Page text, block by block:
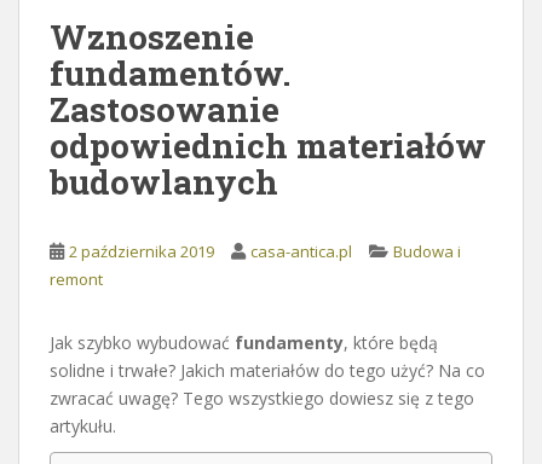
Wznoszenie
fundamentów.
Zastosowanie
odpowiednich materiałów
budowlanych
2 października 2019 casa-antica.pl
Budowa i
remont
Jak szybko wybudować fundamenty, które będą
solidne i trwałe? Jakich materiałów do tego użyć? Na co
zwracać uwagę? Tego wszystkiego dowiesz się z tego
artykułu.